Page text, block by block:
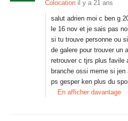
Colocation il y a 21 ans
salut adrien moi c ben g
le 16 nov et je sais pas
si tu trouve personne ou
de galere pour trouver un
retrouver c tjrs plus favile
branche ossi meme si
ps gesper ken plus du
En afficher davantage